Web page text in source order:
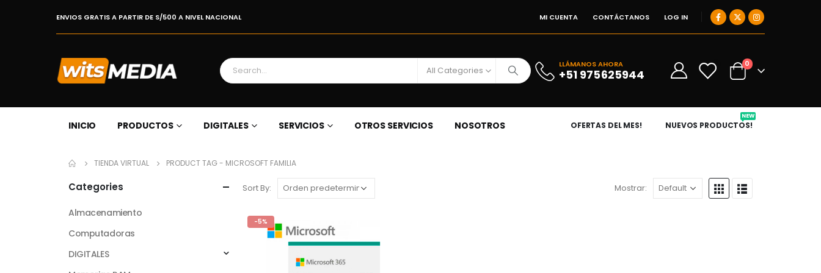
ENVIOS GRATIS A PARTIR DE S/500 A NIVEL NACIONAL MI CUENTA CONTÁCTANOS LOG IN
All Categories
LLÁMANOS AHORA
+51 975625944
0 0
INICIO PRODUCTOS DIGITALES SERVICIOS OTROS SERVICIOS NOSOTROS OFERTAS DEL MES! NUEVOS PRODUCTOS!
NEW
TIENDA VIRTUAL PRODUCT TAG - MICROSOFT FAMILIA
Sort By: Mostrar:
-5%
Categories
Almacenamiento
Computadoras
DIGITALES